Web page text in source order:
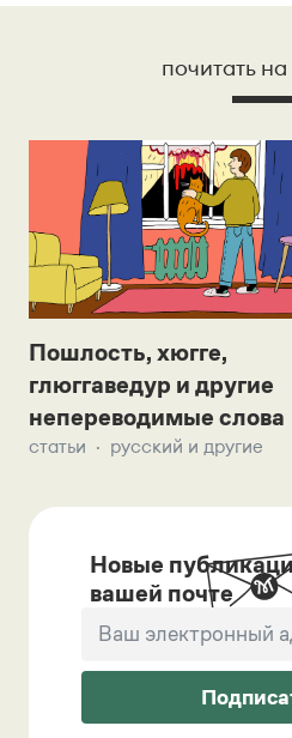
почитать
Пошлость, хюгге,
глюггаведур и другие
непереводимые слова
статьи русский и другие
Новые
вашей почте